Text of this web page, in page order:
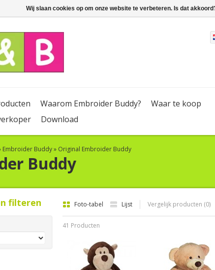
Waarom Embroider Buddy?
Waar te koop
Download
Embroider Buddy» Original Embroider Buddy
Buddy
Foto-tabel Lijst Vergelijk producten (0)
41 Producten
filteren
Wij slaan cookies op om onze website te verbeteren. Is dat